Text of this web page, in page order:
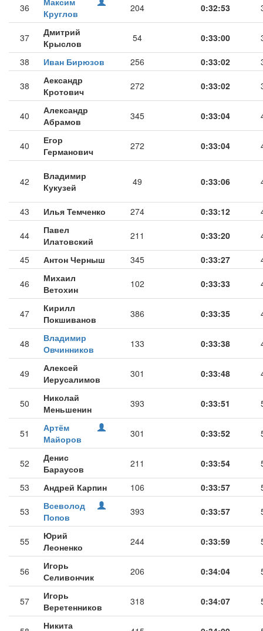
36
Круглов
204 0:32:53
37
Дмитрий
Крыслов
54 0:33:00
38 Иван Бирюзов 256 0:33:02
38
Аександр
Кротович
272 0:33:02
40
Александр
Абрамов
345 0:33:04
40
Егор
Германович
272 0:33:04
42
Владимир
Кукузей
49 0:33:06
43 Илья Темченко 274 0:33:12
44
Павел
Илатовский
211 0:33:20
45 Антон Черныш 345 0:33:27
46
Михаил
Ветохин
102 0:33:33
47
Кирилл
Покшиванов
386 0:33:35
48
Владимир
Овчинников
133 0:33:38
49
Алексей
Иерусалимов
301 0:33:48
50
Николай
Меньшенин
393 0:33:51
51
Артём
Майоров
301 0:33:52
52
Денис
Бараусов
211 0:33:54
53 Андрей Карпин 106 0:33:57
53
Всеволод
Попов
393 0:33:57
55
Юрий
Леоненко
244 0:33:59
56
Игорь
Селивончик
206 0:34:04
57
Игорь
Веретенников
318 0:34:07
Никита